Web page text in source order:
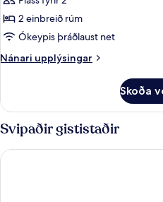
rúm
herbergi
-
einbreið
2 einbreið rúm
Ókeypis þráðlaust net
Nánari upplýsingar
Nánari
herbergi
-
2
einbreið
rúm
Skoða
Svipaðir gististaðir
Carlton City Hotel Singapore